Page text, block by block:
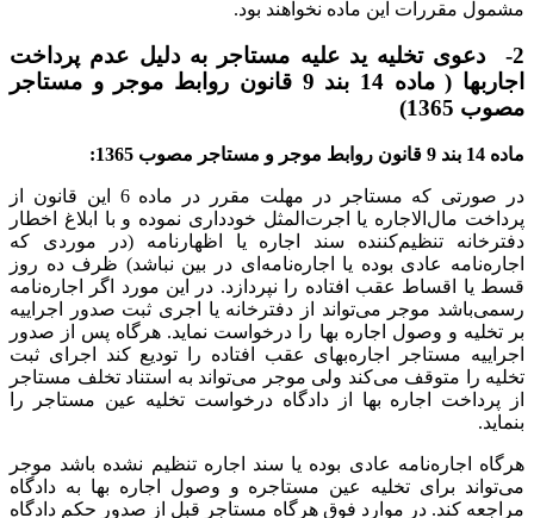
مشمول مقررات این ماده نخواهند بود.
2- دعوی تخلیه ید علیه مستاجر به دلیل عدم پرداخت
اجاربها ( ماده 14 بند 9 قانون روابط موجر و مستاجر
مصوب 1365)
ماده 14 بند 9 قانون روابط موجر و مستاجر مصوب 1365:
در صورتی که مستاجر در مهلت مقرر در ماده 6 این قانون از
پرداخت مال‌الاجاره یا اجرت‌المثل خودداری نموده و با ابلاغ اخطار
دفترخانه ‌تنظیم‌کننده سند اجاره یا اظهارنامه (‌در موردی که
اجاره‌نامه عادی بوده یا اجاره‌نامه‌‌ای در بین نباشد) ظرف ده روز
قسط یا اقساط عقب افتاده را نپردازد. ‌در این مورد اگر اجاره‌نامه
رسمی‌باشد موجر می‌تواند از دفترخانه یا اجری ثبت صدور اجراییه
بر تخلیه و وصول اجاره بها را درخواست نماید. ‌هر‌گاه پس از صدور
اجراییه مستاجر اجاره‌بهای عقب افتاده را تودیع کند اجرای ثبت
تخلیه را متوقف می‌کند ولی موجر می‌تواند به استناد تخلف‌ مستاجر
از پرداخت اجاره بها از دادگاه درخواست تخلیه عین مستاجر را
بنماید.
‌هر‌گاه اجاره‌نامه عادی بوده یا سند اجاره تنظیم نشده باشد موجر
می‌تواند برای تخلیه عین مستاجره و وصول اجاره بها به دادگاه
مراجعه کند. ‌در موارد فوق هر‌گاه مستاجر قبل از صدور حکم دادگاه